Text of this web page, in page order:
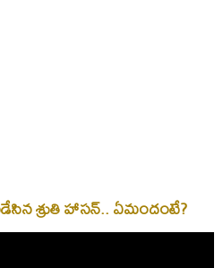
శ్రుతి హాసన్‌.. ఏమందంటే?